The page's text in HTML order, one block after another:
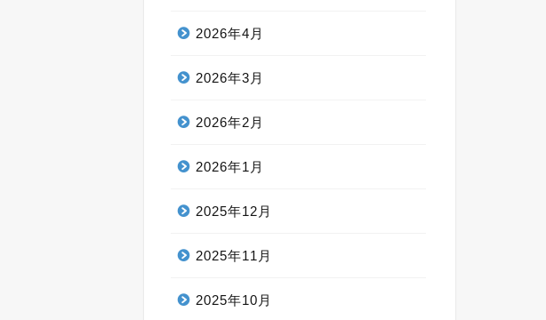
2026年4月
2026年3月
2026年2月
2026年1月
2025年12月
2025年11月
2025年10月